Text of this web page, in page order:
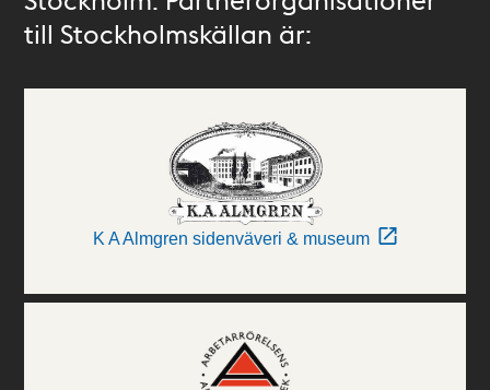
till Stockholmskällan är:
K A Almgren sidenväveri & museum